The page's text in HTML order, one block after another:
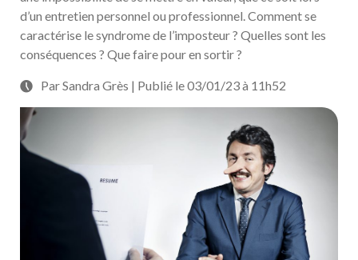
d’un entretien personnel ou professionnel. Comment se
caractérise le syndrome de l’imposteur ? Quelles sont les
conséquences ? Que faire pour en sortir ?
Par Sandra Grès | Publié le 03/01/23 à 11h52